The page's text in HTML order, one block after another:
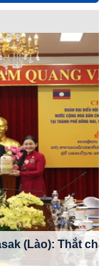
rừng ngập mặn
hát hữu nghị Việt